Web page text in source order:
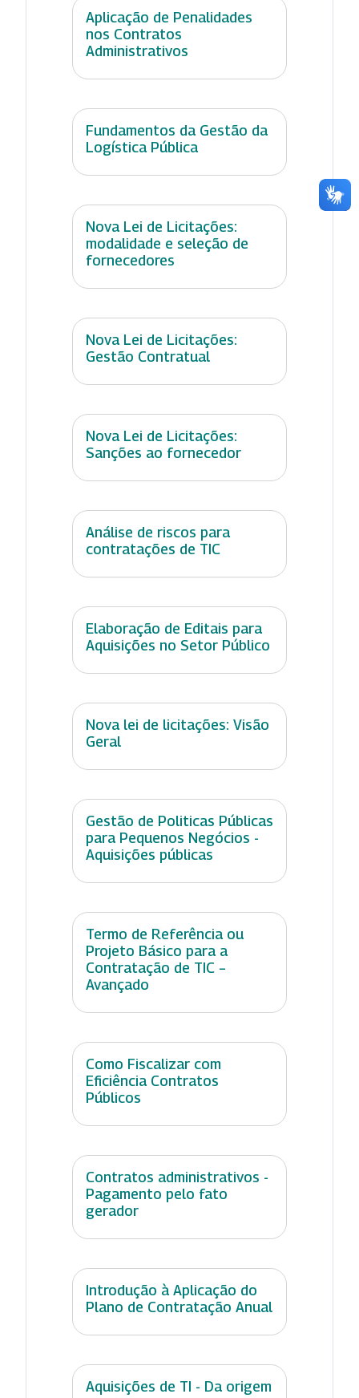
Aplicação de Penalidades
nos Contratos
Administrativos
Fundamentos da Gestão da
Logística Pública
Nova Lei de Licitações:
modalidade e seleção de
fornecedores
Nova Lei de Licitações:
Gestão Contratual
Nova Lei de Licitações:
Sanções ao fornecedor
Análise de riscos para
contratações de TIC
Elaboração de Editais para
Aquisições no Setor Público
Nova lei de licitações: Visão
Geral
Gestão de Politicas Públicas
para Pequenos Negócios -
Aquisições públicas
Termo de Referência ou
Projeto Básico para a
Contratação de TIC –
Avançado
Como Fiscalizar com
Eficiência Contratos
Públicos
Contratos administrativos -
Pagamento pelo fato
gerador
Introdução à Aplicação do
Plano de Contratação Anual
Aquisições de TI - Da origem